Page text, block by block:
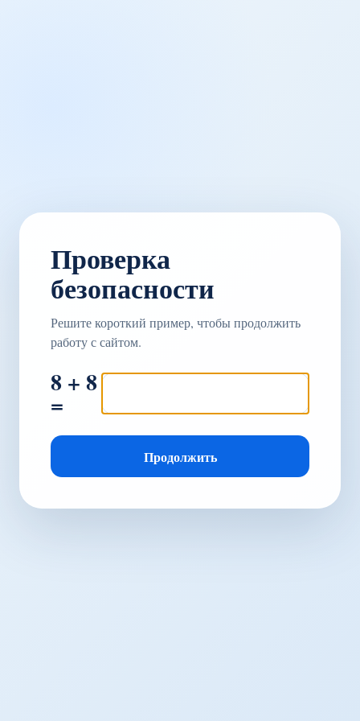
Проверка
безопасности
Решите короткий пример, чтобы продолжить
работу с сайтом.
8 + 8
=
Продолжить